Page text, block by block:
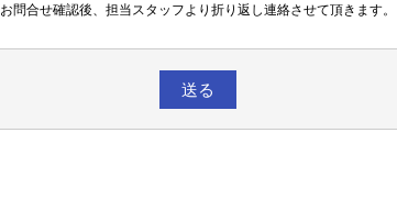
お問合せ確認後、担当スタッフより折り返し連絡させて頂きます。